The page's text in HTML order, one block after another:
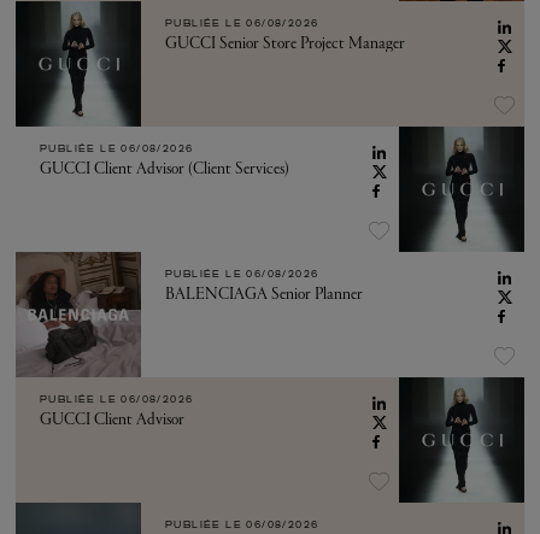
PUBLIÉE LE 06/08/2026
GUCCI Senior Store Project Manager
PUBLIÉE LE 06/08/2026
GUCCI Client Advisor (Client Services)
PUBLIÉE LE 06/08/2026
BALENCIAGA Senior Planner
PUBLIÉE LE 06/08/2026
GUCCI Client Advisor
PUBLIÉE LE 06/08/2026